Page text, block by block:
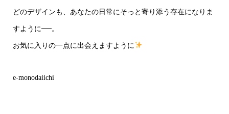
どのデザインも、あなたの日常にそっと寄り添う存在になりま
すように──。
お気に入りの一点に出会えますように
e-monodaiichi